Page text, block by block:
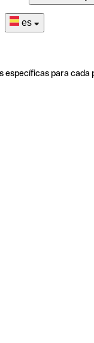
es
específicas para cada